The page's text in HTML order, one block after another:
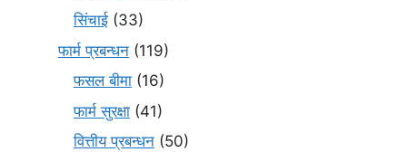
सिंचाई (33)
फार्म प्रबन्धन (119)
फसल बीमा (16)
फार्म सुरक्षा (41)
वित्तीय प्रबन्धन (50)